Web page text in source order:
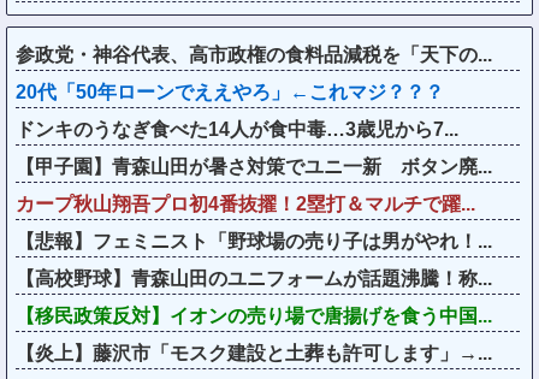
参政党・神谷代表、高市政権の食料品減税を「天下の...
20代「50年ローンでええやろ」←これマジ？？？
ドンキのうなぎ食べた14人が食中毒…3歳児から7...
【甲子園】青森山田が暑さ対策でユニ一新 ボタン廃...
カープ秋山翔吾プロ初4番抜擢！2塁打＆マルチで躍...
【悲報】フェミニスト「野球場の売り子は男がやれ！...
【高校野球】青森山田のユニフォームが話題沸騰！称...
【移民政策反対】イオンの売り場で唐揚げを食う中国...
【炎上】藤沢市「モスク建設と土葬も許可します」→...